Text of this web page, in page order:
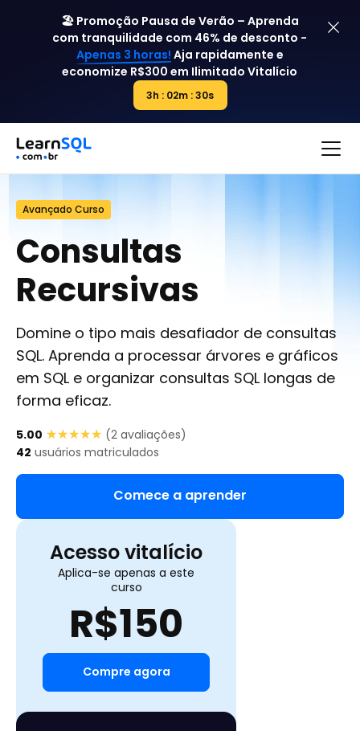
🏖️ Promoção Pausa de Verão – Aprenda
com tranquilidade com 46% de desconto -
Apenas 3 horas! Aja rapidamente e
economize R$300 em Ilimitado Vitalício
3h : 02m : 30s
3h : 00m : 00s
Avançado Curso
Consultas
Recursivas
Domine o tipo mais desafiador de consultas
SQL. Aprenda a processar árvores e gráficos
em SQL e organizar consultas SQL longas de
forma eficaz.
5.00 ★★★★★
★★★★★ (2 avaliações)
42 usuários matriculados
Comece a aprender
Acesso vitalício
Aplica-se apenas a este
curso
R$150
Compre agora